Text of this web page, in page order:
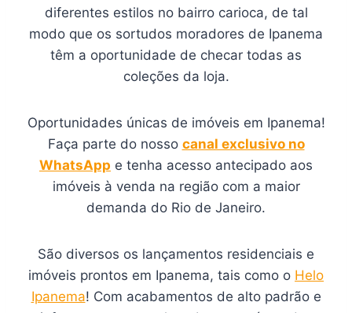
diferentes estilos no bairro carioca, de tal
modo que os sortudos moradores de Ipanema
têm a oportunidade de checar todas as
coleções da loja.
Oportunidades únicas de imóveis em Ipanema!
Faça parte do nosso canal exclusivo no
WhatsApp e tenha acesso antecipado aos
imóveis à venda na região com a maior
demanda do Rio de Janeiro.
São diversos os lançamentos residenciais e
imóveis prontos em Ipanema, tais como o Helo
Ipanema! Com acabamentos de alto padrão e